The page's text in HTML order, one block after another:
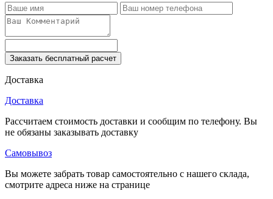
Заказать бесплатный расчет
Доставка
Доставка
Рассчитаем стоимость доставки и сообщим по телефону. Вы
не обязаны заказывать доставку
Самовывоз
Вы можете забрать товар самостоятельно с нашего склада,
смотрите адреса ниже на странице